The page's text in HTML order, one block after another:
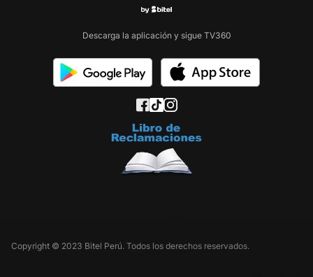
Descarga la aplicación y sigue TV360
Copyright © 2023 Bitel Perú. Todos los derechos reservados.